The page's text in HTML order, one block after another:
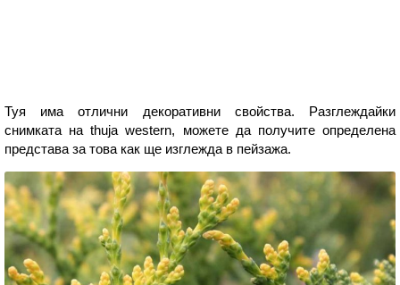
Туя има отлични декоративни свойства. Разглеждайки
снимката на thuja western, можете да получите определена
представа за това как ще изглежда в пейзажа.